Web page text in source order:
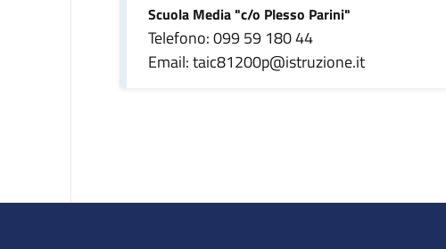
Scuola Media "c/o Plesso Parini"
Telefono: 099 59 180 44
Email: taic81200p@istruzione.it